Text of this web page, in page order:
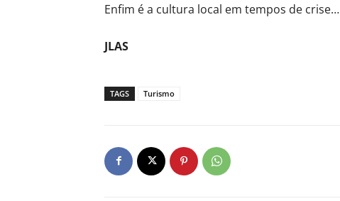
Enfim é a cultura local em tempos de crise…
JLAS
TAGS Turismo